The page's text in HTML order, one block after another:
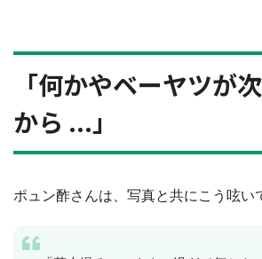
「何かやベーヤツが
から ...」
ポュン酢さんは、写真と共にこう呟い